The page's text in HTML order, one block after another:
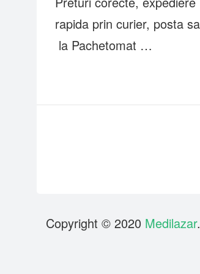
rapida prin curier, posta
la Pachetomat …
Copyright © 2020 Medilazar